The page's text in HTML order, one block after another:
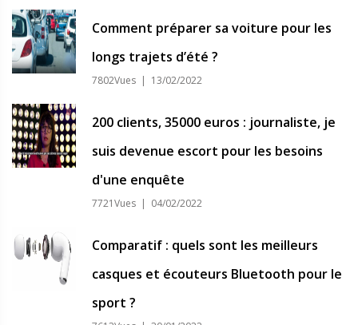
Comment préparer sa voiture pour les
longs trajets d’été ?
7802Vues | 13/02/2022
200 clients, 35000 euros : journaliste, je
suis devenue escort pour les besoins
d'une enquête
7721Vues | 04/02/2022
Comparatif : quels sont les meilleurs
casques et écouteurs Bluetooth pour le
sport ?